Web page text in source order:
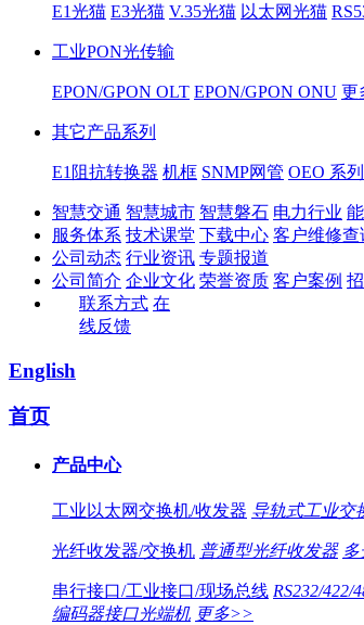
E1光猫 E3光猫 V.35光猫 以太网光猫
工业PON光传输
EPON/GPON OLT EPON/GPON ONU 更
其它产品系列
E1阻抗转换器 机框 SNMP网管 OEO 系列
智慧交通 智慧城市 智慧磐石 电力行业
服务体系 技术课堂 下载中心 客户维修查
公司动态 行业资讯 专题报道
公司简介 企业文化 荣誉资质 客户案例
联系方式 在
线反馈
English
首页
产品中心
工业以太网交换机/收发器 导轨式工业交
光纤收发器/交换机 普通型光纤收发器
串行接口/工业接口/现场总线 RS232/422/
编码器接口光端机 更多>>